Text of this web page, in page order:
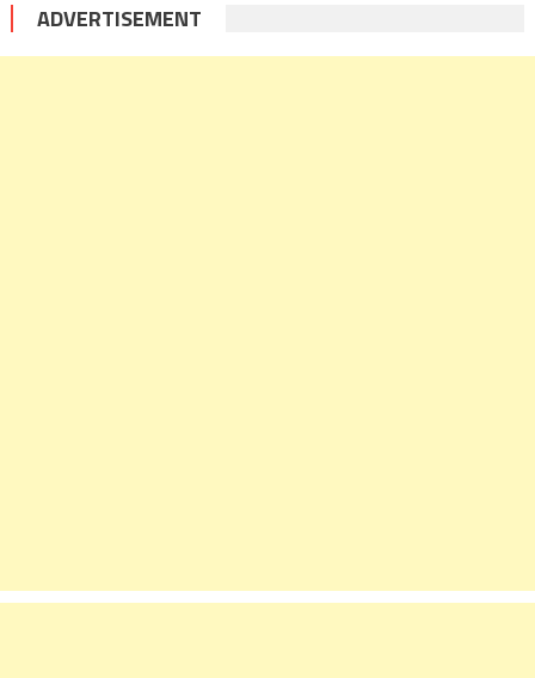
ADVERTISEMENT